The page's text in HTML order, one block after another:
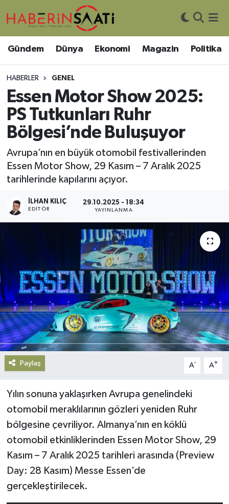
Gündem Dünya Ekonomi Magazin Politika
HABERLER GENEL
Essen Motor Show 2025:
PS Tutkunları Ruhr
Bölgesi’nde Buluşuyor
Avrupa’nın en büyük otomobil festivallerinden
Essen Motor Show, 29 Kasım – 7 Aralık 2025
tarihlerinde kapılarını açıyor.
İLHAN KILIÇ
EDITÖR
29.10.2025 - 18:34
YAYINLANMA
Paylaş A- A+
Yılın sonuna yaklaşırken Avrupa genelindeki
otomobil meraklılarının gözleri yeniden Ruhr
bölgesine çevriliyor. Almanya’nın en köklü
otomobil etkinliklerinden Essen Motor Show, 29
Kasım – 7 Aralık 2025 tarihleri arasında (Preview
Day: 28 Kasım) Messe Essen’de
gerçekleştirilecek.
Asayiş
Bilim ve Teknoloji
DIŞ HABER
Dünya
Eğitim
Genel
Haberde İnsan
Kültür-Sanat
Magazin
Podcast
Sağlık
Siyaset
Spor
Yerel
Nöbetçi Eczaneler
Hava Durumu
Trafik Durumu
Süper Lig Puan Durumu ve Fikstür
Tüm Manşetler
Son Dakika Haberleri